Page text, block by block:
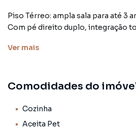
Varanda
Piso Térreo: ampla sala para até 3
Com pé direito duplo, integração
Área de serviço.
e varanda, todas com ármario.
Vagas de garagem para até 4
More com conforto e praticidade!
Ver mais
Comodidades do
Cozinha
Aceita Pet